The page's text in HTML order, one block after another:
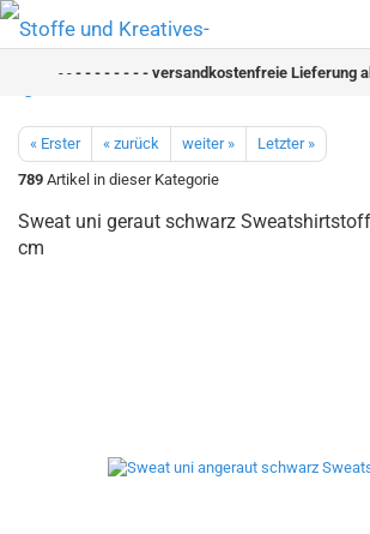
- -- - - - - - - - versandkostenfreie Lieferung
« Erster « zurück weiter »
Letzter »
789 Artikel in dieser Kategorie
Sweat uni geraut schwarz
cm